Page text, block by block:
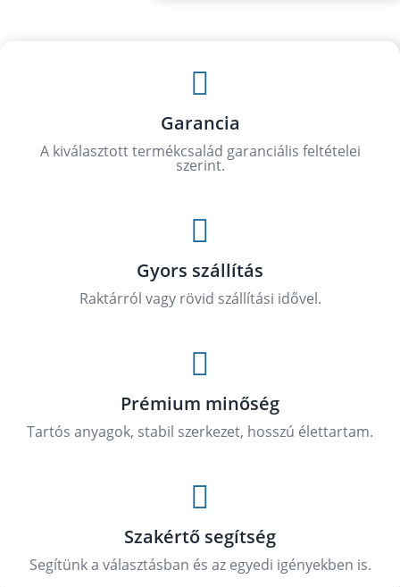

Garancia
A kiválasztott termékcsalád garanciális feltételei
szerint.

Gyors szállítás
Raktárról vagy rövid szállítási idővel.

Prémium minőség
Tartós anyagok, stabil szerkezet, hosszú élettartam.

Szakértő segítség
Segítünk a választásban és az egyedi igényekben is.